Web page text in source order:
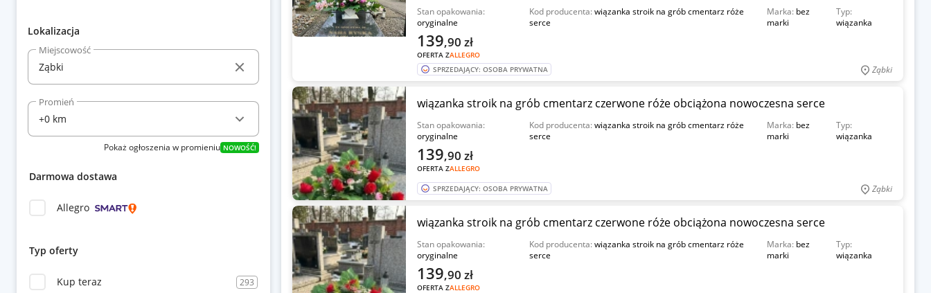
Lokalizacja
Miejscowość
Promień
Pokaż ogłoszenia w promieniu NOWOŚĆ!
Darmowa dostawa
Allegro
Typ oferty
Kup teraz 293
Stan opakowania:
oryginalne
Kod producenta:wiązanka stroik na grób cmentarz róże
serce
Marka: bez
marki
Typ:
wiązanka
OFERTA ZALLEGRO
139,90 zł
SPRZEDAJĄCY: OSOBA PRYWATNA Ząbki
wiązanka stroik na grób cmentarz czerwone róże obciążona nowoczesna serce
Stan opakowania:
oryginalne
Kod producenta:wiązanka stroik na grób cmentarz róże
serce
Marka: bez
marki
Typ:
wiązanka
OFERTA ZALLEGRO
139,90 zł
SPRZEDAJĄCY: OSOBA PRYWATNA Ząbki
wiązanka stroik na grób cmentarz czerwone róże obciążona nowoczesna serce
Stan opakowania:
oryginalne
Kod producenta:wiązanka stroik na grób cmentarz róże
serce
Marka: bez
marki
Typ:
wiązanka
OFERTA ZALLEGRO
139,90 zł